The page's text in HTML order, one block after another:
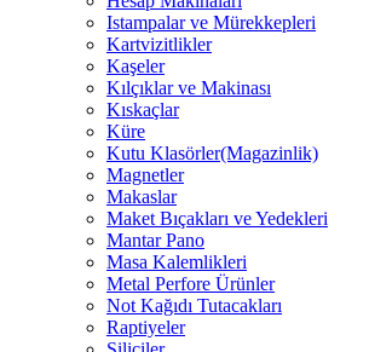
Istampalar ve Mürekkepleri
Kartvizitlikler
Kaşeler
Kılçıklar ve Makinası
Kıskaçlar
Küre
Kutu Klasörler(Magazinlik)
Magnetler
Makaslar
Maket Bıçakları ve Yedekleri
Mantar Pano
Masa Kalemlikleri
Metal Perfore Ürünler
Not Kağıdı Tutacakları
Raptiyeler